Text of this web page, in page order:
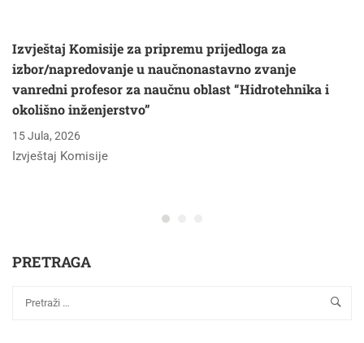
Izvještaj Komisije za pripremu prijedloga za
izbor/napredovanje u naučnonastavno zvanje
vanredni profesor za naučnu oblast “Hidrotehnika i
okolišno inženjerstvo”
15 Jula, 2026
Izvještaj Komisije
PRETRAGA